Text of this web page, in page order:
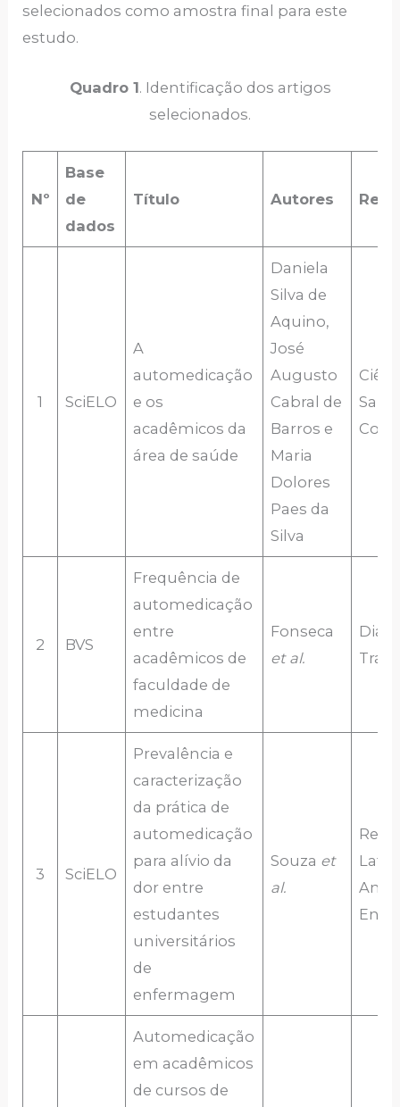
selecionados como amostra final para este
estudo.
Quadro 1. Identificação dos artigos
selecionados.
Nº
Base
de
dados
Título Autores
1 SciELO
A
automedicação
e os
acadêmicos da
área de saúde
Daniela
Silva de
Aquino,
José
Augusto
Cabral de
Barros e
Maria
Dolores
Paes da
Silva
2 BVS
Frequência de
automedicação
entre
acadêmicos de
faculdade de
medicina
Fonseca
et al.
3 SciELO
Prevalência e
caracterização
da prática de
automedicação
para alívio da
dor entre
estudantes
universitários
de
enfermagem
Souza et
al.
Automedicação
em acadêmicos
de cursos de